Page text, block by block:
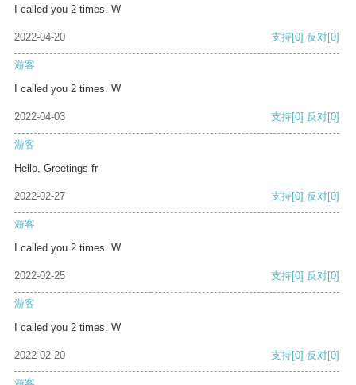
I called you 2 times. W
2022-04-20 支持[0] 反对[0]
游客
I called you 2 times. W
2022-04-03 支持[0] 反对[0]
游客
Hello, Greetings fr
2022-02-27 支持[0] 反对[0]
游客
I called you 2 times. W
2022-02-25 支持[0] 反对[0]
游客
I called you 2 times. W
2022-02-20 支持[0] 反对[0]